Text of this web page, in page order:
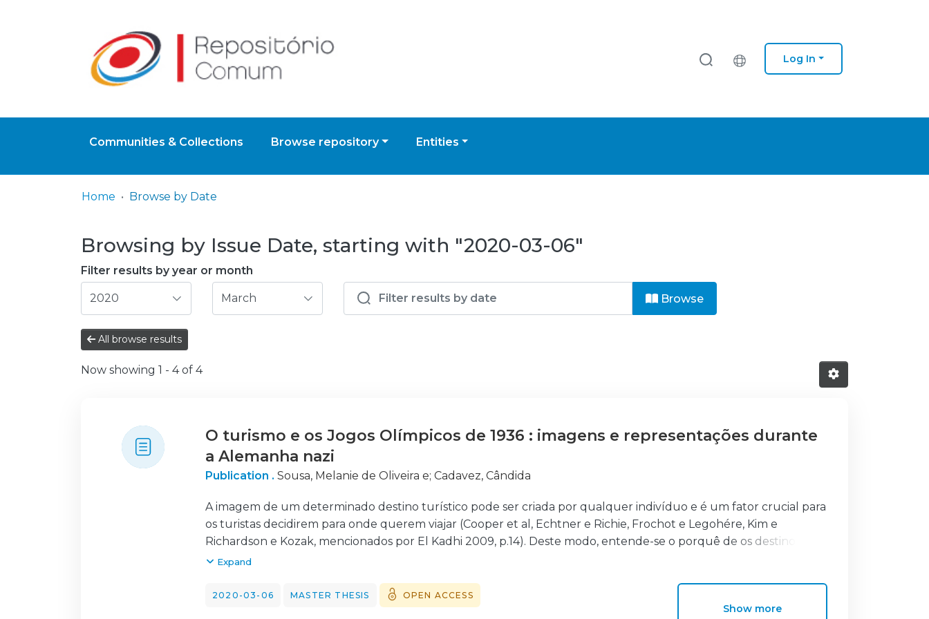
Log In
Communities & Collections Browse repository Entities
Home Browse by Date
Browsing by Issue Date, starting with "2020-03-06"
Filter results by year or month
Browse
All browse results
Now showing 1 - 4 of 4
O turismo e os Jogos Olímpicos de 1936 : imagens e representações durante
a Alemanha nazi
Publication . Sousa, Melanie de Oliveira e; Cadavez, Cândida
A imagem de um determinado destino turístico pode ser criada por qualquer indivíduo e é um fator crucial para
os turistas decidirem para onde querem viajar (Cooper et al, Echtner e Richie, Frochot e Legohére, Kim e
Richardson e Kozak, mencionados por El Kadhi 2009, p.14). Deste modo, entende-se o porquê de os destinos
turísticos criarem uma imagem própria, uma vez que é uma das principais maneiras de atrair turistas. Com o início
numa Europa que passava por algumas transformações culturais, a atividade voltou a ser tida em consideração.
Em 1933, o partido nazi subiu ao poder na Alemanha e, já antes da II Guerra Mundial, Adolf Hitler tinha a
Expand
2020-03-06 MASTER THESIS OPEN ACCESS
Show more